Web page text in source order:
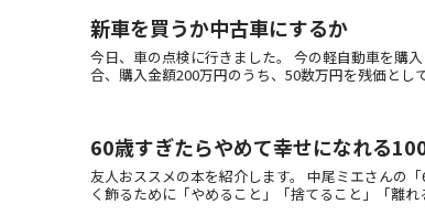
新車を買うか中古車にするか
今日、車の点検に行きました。 今の軽自動車を購
合、購入金額200万円のうち、50数万円を残価と
60歳すぎたらやめて幸せになれる
友人おススメの本を紹介します。 中尾ミエさんの
く飾るために「やめること」「捨てること」「離